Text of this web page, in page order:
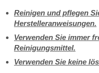
Reinigen und pflegen
Herstelleranweisungen.
Verwenden Sie immer
Reinigungsmittel.
Verwenden Sie keine